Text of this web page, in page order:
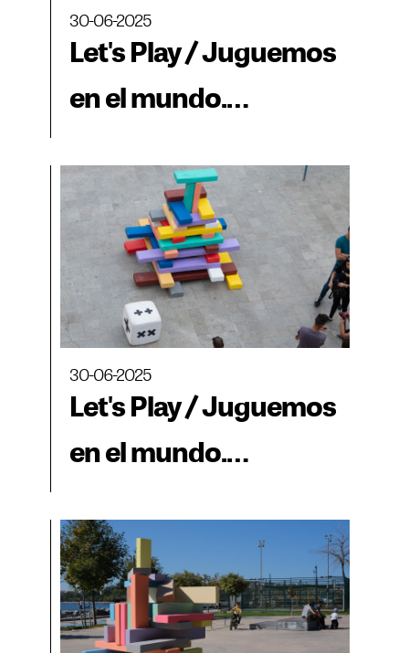
30-06-2025
Let's Play / Juguemos
en el mundo.
30-06-2025
Let's Play / Juguemos
en el mundo.